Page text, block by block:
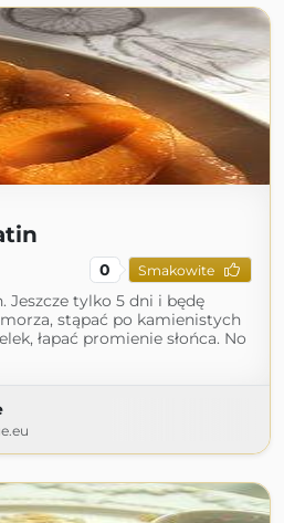
0 Smakowite
Jeszcze tylko 5 dni i będę
stąpać po kamienistych
łapać promienie słońca. No